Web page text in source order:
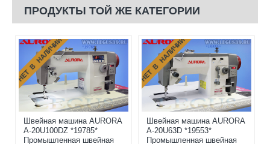
ПРОДУКТЫ ТОЙ ЖЕ КАТЕГОРИИ
НЕТ В НАЛИЧИИ
Швейная машина AURORA
A-20U100DZ *19785*
Промышленная швейная
НЕТ В НАЛИЧИИ
Швейная машина AURORA
A-20U63D *19553*
Промышленная швейная